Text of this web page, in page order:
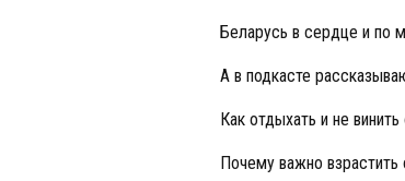
Беларусь в сердце и по
А в подкасте
Как отдыхать и не винить
Почему важно взрастить